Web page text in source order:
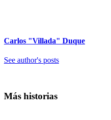
Carlos "Villada" Duque
See author's posts
Más historias